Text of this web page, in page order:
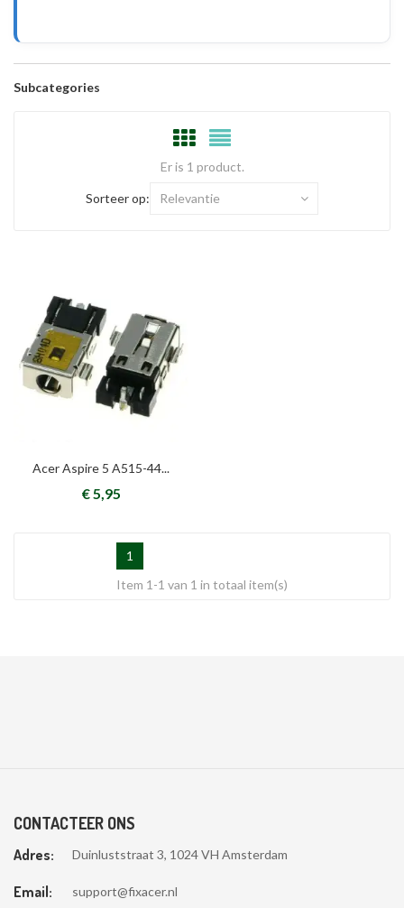
Subcategories
Er is 1 product.
Sorteer op: Relevantie
Acer Aspire 5 A515-44...
€ 5,95
1
Item 1-1 van 1 in totaal item(s)
CONTACTEER ONS
Adres: Duinluststraat 3, 1024 VH Amsterdam
Email: support@fixacer.nl